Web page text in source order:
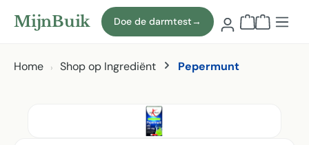
Naar hoofdinhoud
MijnBuik Doe de darmtest→
Home Shop op Ingrediënt Pepermunt